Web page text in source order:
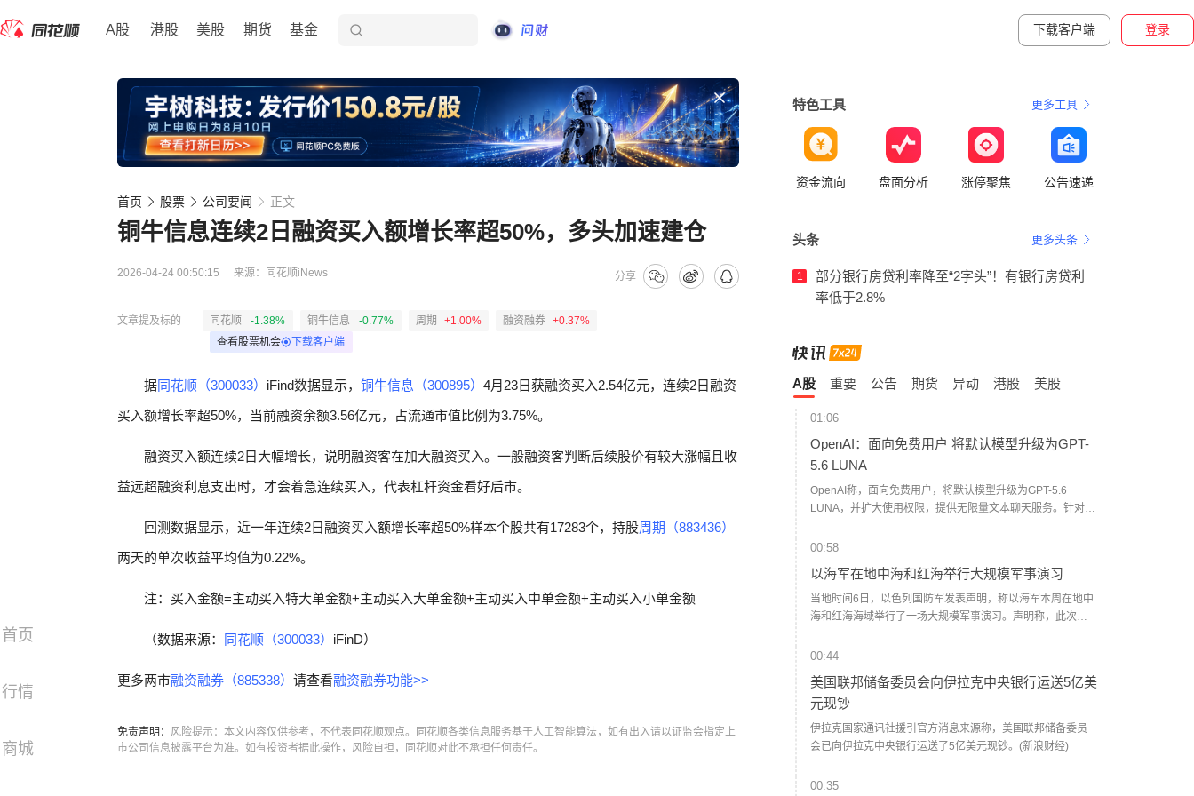
A股 港股 美股 期货 基金 下载客户端 登录
首页
行情
商城
首页 股票 公司要闻 正文
铜牛信息连续2日融资买入额增长率超50%，多头加速建仓
2026-04-24 00:50:15 来源： 同花顺iNews 分享
文章提及标的 同花顺 -1.38% 铜牛信息 -0.77% 周期 +1.00% 融资融券 +0.37%
查看股票机会
下载客户端
据同花顺（300033） iFind数据显示， 铜牛信息（300895） 4月23日获融资买入2.54亿元，连续2日融资
买入额增长率超50%，当前融资余额3.56亿元，占流通市值比例为3.75%。
融资买入额连续2日大幅增长，说明融资客在加大融资买入。一般融资客判断后续股价有较大涨幅且收
益远超融资利息支出时，才会着急连续买入，代表杠杆资金看好后市。
回测数据显示，近一年连续2日融资买入额增长率超50%样本个股共有17283个，持股周期（883436）
两天的单次收益平均值为0.22%。
注：买入金额=主动买入特大单金额+主动买入大单金额+主动买入中单金额+主动买入小单金额
（数据来源： 同花顺（300033） iFinD）
更多两市融资融券（885338） 请查看融资融券功能>>
免责声明： 风险提示：本文内容仅供参考，不代表同花顺观点。同花顺各类信息服务基于人工智能算法，如有出入请以证监会指定上
市公司信息披露平台为准。如有投资者据此操作，风险自担，同花顺对此不承担任何责任。
特色工具 更多工具
资金流向 盘面分析 涨停聚焦 公告速递
头条 更多头条
1
部分银行房贷利率降至“2字头”！有银行房贷利
率低于2.8%
A股 重要 公告 期货 异动 港股 美股
01:06
OpenAI：面向免费用户 将默认模型升级为GPT-
5.6 LUNA
OpenAI称，面向免费用户，将默认模型升级为GPT-5.6
LUNA，并扩大使用权限，提供无限量文本聊天服务。针对
实准确性方面更可靠，并提供更聚焦的回答。（财联社）
00:58
以海军在地中海和红海举行大规模军事演习
当地时间6日，以色列国防军发表声明，称以海军本周在地中
海和红海海域举行了一场大规模军事演习。声明称，此次演
海军作战总部等多部门协同参与，数百名官兵及多种型号的
00:44
美国联邦储备委员会向伊拉克中央银行运送5亿美
元现钞
伊拉克国家通讯社援引官方消息来源称，美国联邦储备委员
会已向伊拉克中央银行运送了5亿美元现钞。(新浪财经)
00:35